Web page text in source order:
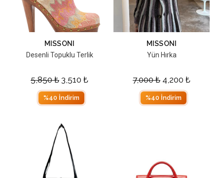
MISSONI
Desenli Topuklu Terlik
5,850₺ 3,510 ₺
%40 İndirim
MISSONI
Yün Hırka
7,000₺ 4,200 ₺
%40 İndirim